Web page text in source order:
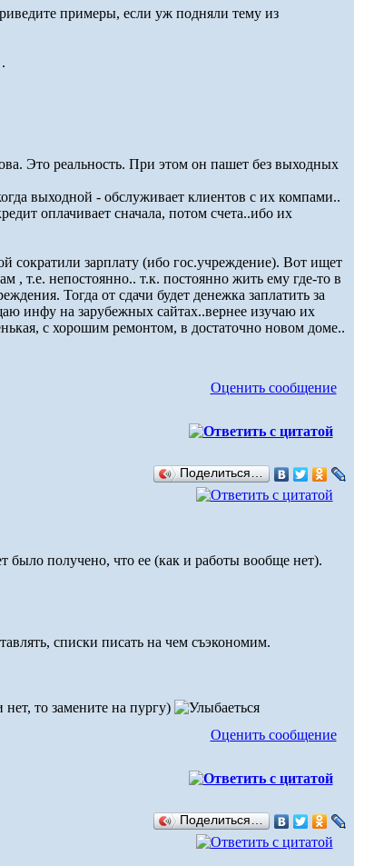
примеры, если уж подняли тему из
Это реальность. При этом он пашет без выходных
выходной - обслуживает клиентов с их компами..
оплачивает сначала, потом счета..ибо их
сократили зарплату (ибо гос.учреждение). Вот ищет
, т.е. непостоянно.. т.к. постоянно жить ему где-то в
Тогда от сдачи будет денежка заплатить за
инфу на зарубежных сайтах..вернее изучаю их
с хорошим ремонтом, в достаточно новом доме..
Оценить сообщение
Поделиться…
было получено, что ее (как и работы вообще нет).
списки писать на чем съэкономим.
то замените на пургу)
Оценить сообщение
Поделиться…